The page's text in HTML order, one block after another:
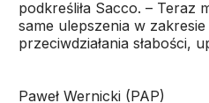
podkreśliła Sacco. – Teraz
same ulepszenia w
przeciwdziałania słabości,
Paweł Wernicki (PAP)